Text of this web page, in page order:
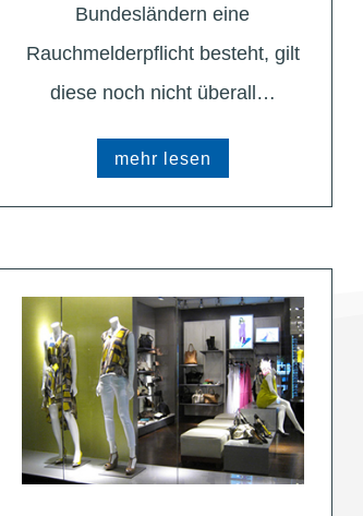
Bundesländern eine
Rauchmelderpflicht besteht, gilt
diese noch nicht überall…
mehr lesen